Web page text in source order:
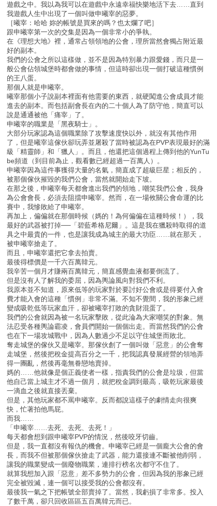
遊戲之中。我以為我可以在遊戲中永遠幸福快樂地活下去……直到
我遊戲人生中出現了一個叫做申曦宰的惡夢。
［曦宰：哈哈 妳的帳號是買來的嗎？也太爛了吧］
跟申曦宰第一次的交集是因為一個非常小的爭執。
在《理想大地》裡，通常占領領地的公會，理所當然會獨占附近最
好的副本。
我們的公會之所以這樣做，並不是因為特別暴力跟愛錢，而只是一
般公會佔領城堡時都會做的事情，但這時卻出現一個打破這種慣例
的王八蛋。
那個人就是申曦宰。
曦宰那個小子說副本裡面有他需要的東西，就硬闖進公會成員才能
進去的副本。而包括副會長在內的二十個人為了防守他，簡直可以
說是通通被他「痛宰」了。
申曦宰的職業是「黑夜騎士」。
大部分玩家認為這個職業除了攻擊速度快以外，就沒有其他作用
了，但是曦宰這傢伙卻玩弄並屠殺了當時被認為在PVP表現最好的滿
級「精靈師」和「獵人」。而且，他還把這個過程上傳到他的YunTu
be頻道（到目前為止，觀看數已經超過一百萬人）。
申曦宰因為這件事獲得大量的名氣，簡直成了超級巨星；相反的，
被那個傢伙摧毀的我們公會，當然就開始走下坡。
在那之後，申曦宰每天都會進出我們的領地，嘲笑我們公會，我身
為公會會長，必須去阻擋申曦宰。然而，在一場攸關公會命運的比
賽中，我慘敗給了申曦宰。
再加上，偏偏就在那個時候（媽的！為何偏偏在這種時候！），我
最好的武器被打掉──「碧藍希格尼爾」。這是我在獵殺時取得的道
具之中最貴的一件，也是讓我成為城主的最大功臣……就在那天，
被申曦宰搶走了。
而且，申曦宰還把它拿去拍賣。
最後得標價是一千六百萬韓元。
我辛苦一個月才賺兩百萬韓元，簡直感覺血液都要倒流了。
但是沒有人了解我的委屈，因為輿論風向對我們不利。
我原本並不知道，原來低等的玩家對於要討好公會或是得要付入會
費才能入會的這種「慣例」非常不滿。不知不覺間，我的形象已經
變成吸乾低等玩家血汗，卻被曦宰打敗的貪財混蛋了。
我們的公會就因為被一名玩家擊敗，從此淪為大家嘲笑的對象。無
法忍受各種輿論霸凌，會員們開始一個個出走。而當然我們的公會
也在下一場攻城戰中，因為人數過少不足以守住城堡而敗北。
奪走城堡的傢伙又是曦宰。那傢伙創了一個叫做「惡意」的公會奪
走城堡，然後把稅金提高百分之一千，把我認真發展經營的領地弄
得一團亂，然後再毫無眷戀地賣掉。
媽的……他就像是個正義使者一樣，指責我們的公會是垃圾，但當
他自己當上城主才不過一個月，就把稅金調到最高，吸乾玩家最後
一滴血之後就直接丟棄。
但是，其他玩家都不罵申曦宰。反而都說這樣子的劇情走向很爽
快，忙著拍他馬屁。
而我……
「申曦宰……去死、去死、去死！」
每天都會想到跟申曦宰PVP的情況，然後咬牙切齒。
但是，我一直都沒有報仇的機會。申曦宰已經是一個龐大公會的會
長，而我不但被那個傢伙搶走了武器，能力還接連不斷被他削弱，
讓我的職業變成一個廢物職業，連排行榜名次都守不住了。
就算我想加入跟「惡意」差不多勢力的公會，但因為我的形象已經
完全被毀滅，連一個可以接受我的公會都沒有。
最後我一氣之下把帳號全部賣掉了。當然，我虧損了非常多。投入
了數千萬，卻只回收區區五百萬韓元而已。